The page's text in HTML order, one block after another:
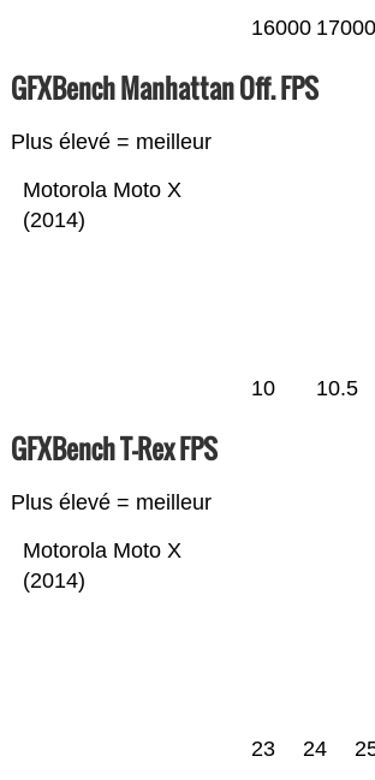
16000 17000
GFXBench Manhattan Off. FPS
Plus élevé = meilleur
Motorola Moto X
(2014)
10 10.5
GFXBench T-Rex FPS
Plus élevé = meilleur
Motorola Moto X
(2014)
23 24